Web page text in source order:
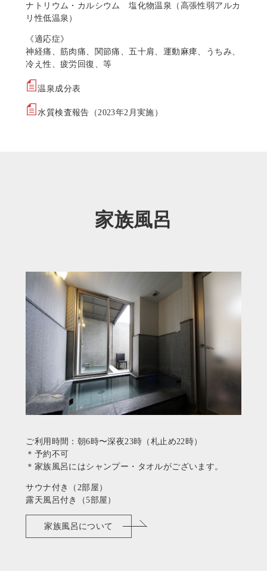
ナトリウム・カルシウム 塩化物温泉（高張性弱アルカ
リ性低温泉）
《適応症》
神経痛、筋肉痛、関節痛、五十肩、運動麻痺、うちみ、
冷え性、疲労回復、等
温泉成分表
水質検査報告（2023年2月実施）
家族風呂
ご利用時間：朝6時〜深夜23時（札止め22時）
＊予約不可
＊家族風呂にはシャンプー・タオルがございます。
サウナ付き（2部屋）
露天風呂付き（5部屋）
家族風呂について